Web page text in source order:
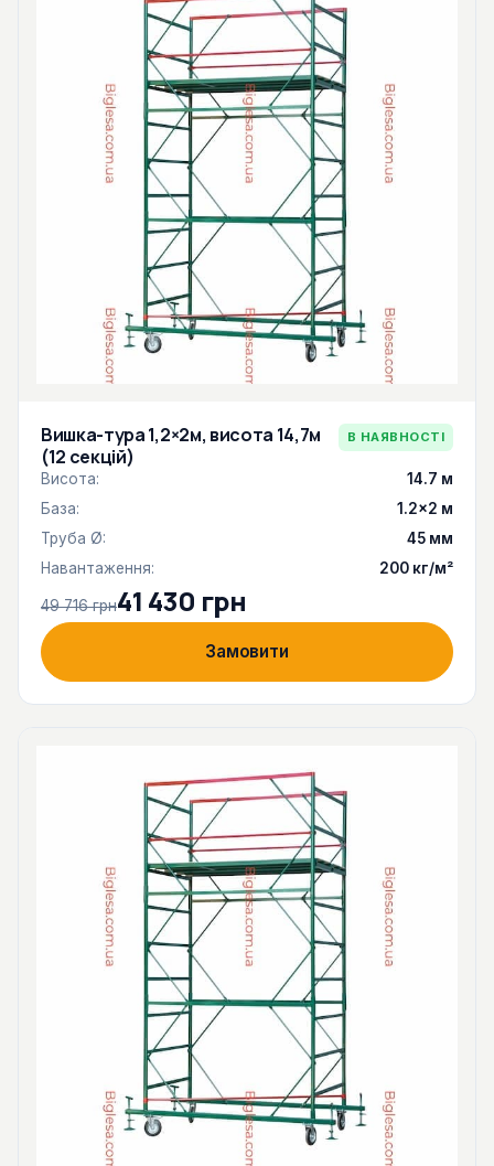
Вишка-тура 1,2×2м, висота 14,7м
(12 секцій)
В НАЯВНОСТІ
Висота:
14.7 м
База:
1.2×2 м
Труба Ø:
45 мм
Навантаження:
200 кг/м²
49 716 грн41 430 грн
Замовити